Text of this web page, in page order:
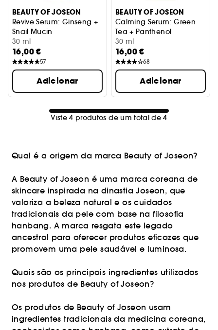
BEAUTY OF JOSEON
Revive Serum: Ginseng +
Snail Mucin
Sérum reparador e anti-envelhecimento
30 ml
16,00 €
57
Adicionar
BEAUTY OF JOSEON
Calming Serum: Green
Tea + Panthenol
Calmante e hidratação
30 ml
16,00 €
68
Adicionar
Viste 4 produtos de um total de 4
Qual é a origem da marca Beauty of Joseon?
A Beauty of Joseon é uma marca coreana de
skincare inspirada na dinastia Joseon, que
valoriza a beleza natural e os cuidados
tradicionais da pele com base na filosofia
hanbang. A marca resgata este legado
ancestral para oferecer produtos eficazes que
promovem uma pele saudável e luminosa.
Quais são os principais ingredientes utilizados
nos produtos de Beauty of Joseon?
Os produtos de Beauty of Joseon usam
ingredientes tradicionais da medicina coreana,